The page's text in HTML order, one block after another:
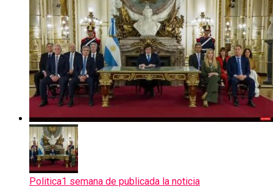
Politica1 semana de publicada la noticia